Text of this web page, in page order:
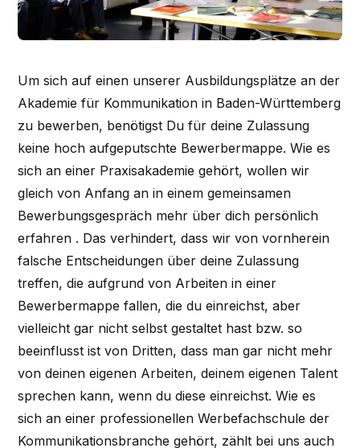
Um sich auf einen unserer Ausbildungsplätze an der
Akademie für Kommunikation in Baden-Württemberg
zu bewerben, benötigst Du für deine Zulassung
keine hoch aufgeputschte Bewerbermappe. Wie es
sich an einer Praxisakademie gehört, wollen wir
gleich von Anfang an in einem gemeinsamen
Bewerbungsgespräch mehr über dich persönlich
erfahren . Das verhindert, dass wir von vornherein
falsche Entscheidungen über deine Zulassung
treffen, die aufgrund von Arbeiten in einer
Bewerbermappe fallen, die du einreichst, aber
vielleicht gar nicht selbst gestaltet hast bzw. so
beeinflusst ist von Dritten, dass man gar nicht mehr
von deinen eigenen Arbeiten, deinem eigenen Talent
sprechen kann, wenn du diese einreichst. Wie es
sich an einer professionellen Werbefachschule der
Kommunikationsbranche gehört, zählt bei uns auch